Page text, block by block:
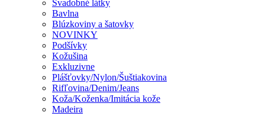
Svadobné látky
Bavlna
Blúzkoviny a šatovky
NOVINKY
Podšívky
Kožušina
Exkluzivne
Plášťovky/Nylon/Šuštiakovina
Rifľovina/Denim/Jeans
Koža/Koženka/Imitácia kože
Madeira